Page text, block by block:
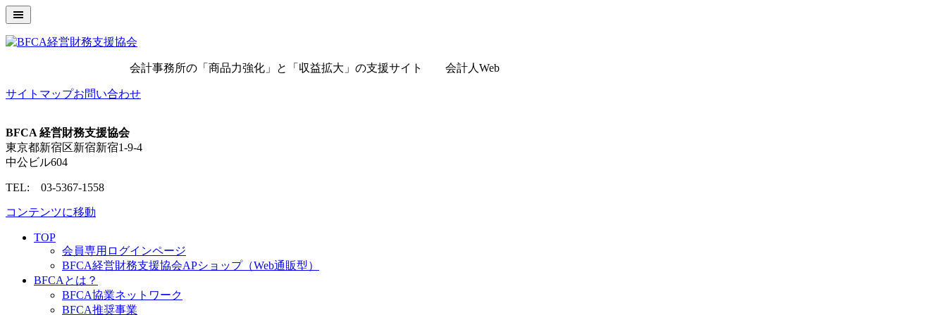
会計事務所の「商品力強化」と「収益拡大」の支援サイト 会計人Web
サイトマップお問い合わせ
BFCA 経営財務支援協会
東京都新宿区新宿新宿1-9-4
中公ビル604
TEL: 03-5367-1558
コンテンツに移動
TOP
会員専用ログインページ
BFCA経営財務支援協会APショップ（Web通販型）
BFCAとは？
BFCA協業ネットワーク
BFCA推奨事業